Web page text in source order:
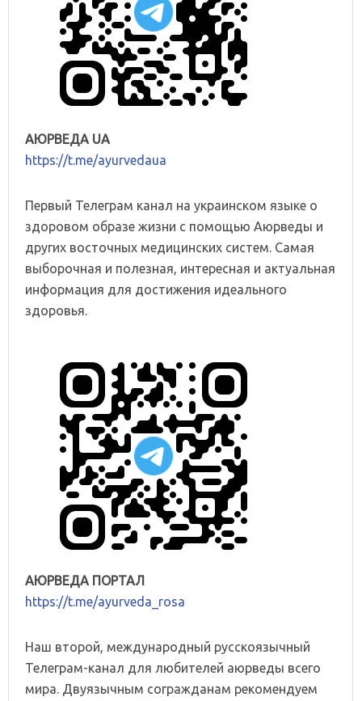
АЮРВЕДА UA
https://t.me/ayurvedaua
Первый Телеграм канал на украинском языке о
здоровом образе жизни с помощью Аюрведы и
других восточных медицинских систем. Самая
выборочная и полезная, интересная и актуальная
информация для достижения идеального
здоровья.
АЮРВЕДА ПОРТАЛ
https://t.me/ayurveda_rosa
Наш второй, международный русскоязычный
Телеграм-канал для любителей аюрведы всего
мира. Двуязычным согражданам рекомендуем